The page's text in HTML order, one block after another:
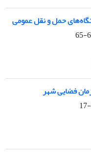
حمل و نقل عمومی
فضایی شهر